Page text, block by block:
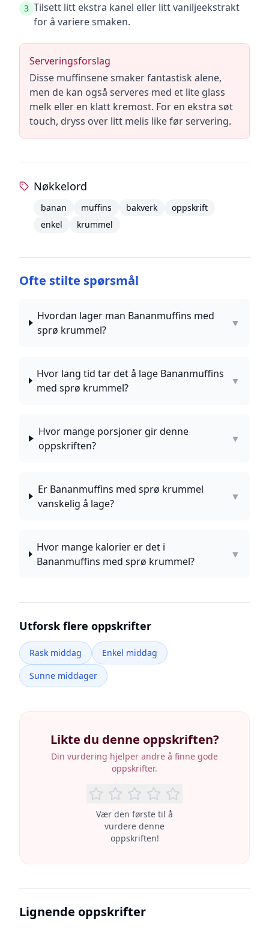
3 Tilsett litt ekstra kanel eller litt vaniljeekstrakt
for å variere smaken.
Serveringsforslag
Disse muffinsene smaker fantastisk alene,
men de kan også serveres med et lite glass
melk eller en klatt kremost. For en ekstra søt
touch, dryss over litt melis like før servering.
Nøkkelord
banan muffins bakverk
oppskrift
enkel
krummel
Ofte stilte spørsmål
Hvordan lager man Bananmuffins med
sprø krummel?
▼
Hvor lang tid tar det å lage Bananmuffins
med sprø krummel?
▼
Hvor mange porsjoner gir denne
oppskriften?
▼
Er Bananmuffins med sprø krummel
vanskelig å lage?
▼
Hvor mange kalorier er det i
Bananmuffins med sprø krummel?
▼
Utforsk flere oppskrifter
Rask middag
Enkel middag
Sunne middager
Likte du denne oppskriften?
Din vurdering hjelper andre å finne gode
oppskrifter.
Vær den første til å
vurdere denne
oppskriften!
Lignende oppskrifter